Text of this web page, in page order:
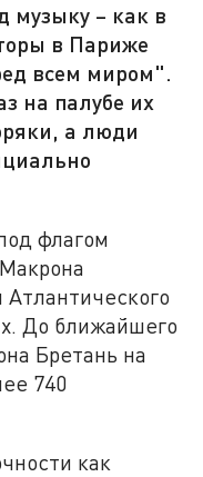
музыку – как в
в Париже
всем миром".
на палубе их
а люди
флагом
До ближайшего
Бретань на
740
как